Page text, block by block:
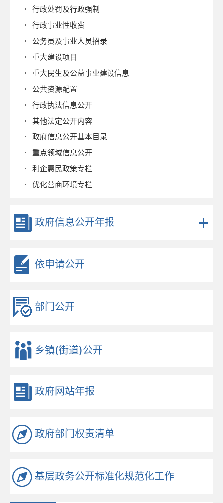
行政处罚及行政强制
行政事业性收费
公务员及事业人员招录
重大建设项目
重大民生及公益事业建设信息
公共资源配置
行政执法信息公开
其他法定公开内容
政府信息公开基本目录
重点领域信息公开
利企惠民政策专栏
优化营商环境专栏
政府信息公开年报
依申请公开
部门公开
乡镇(街道)公开
政府网站年报
政府部门权责清单
基层政务公开标准化规范化工作